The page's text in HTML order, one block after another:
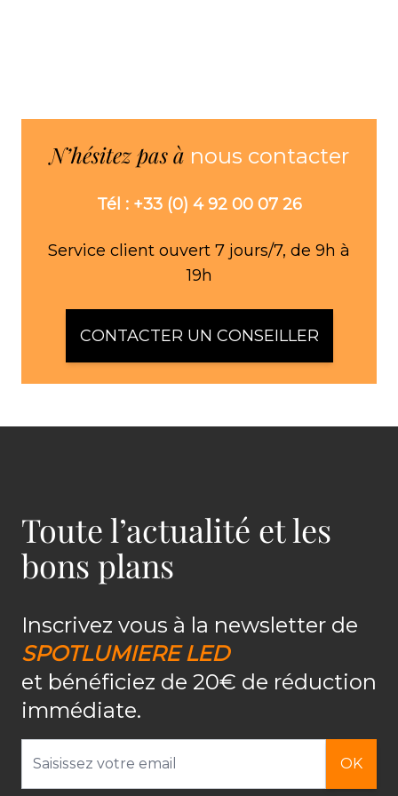
N’hésitez pas à nous contacter
Tél : +33 (0) 4 92 00 07 26
Service client ouvert 7 jours/7, de 9h à
19h
CONTACTER UN CONSEILLER
Toute l’actualité et les
bons plans
Inscrivez vous à la newsletter de
SPOTLUMIERE LED
et bénéficiez de 20€ de réduction
immédiate.
OK